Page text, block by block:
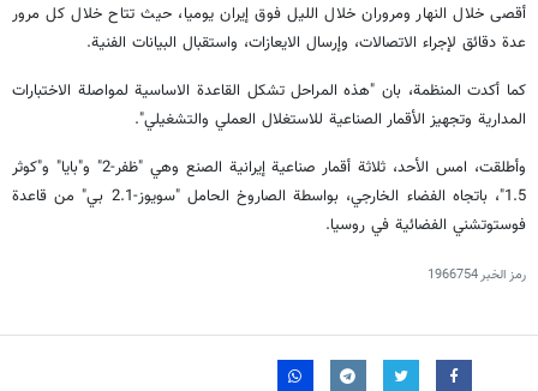
أقصى خلال النهار ومروران خلال الليل فوق إيران يوميا، حيث تتاح خلال كل مرور
عدة دقائق لإجراء الاتصالات، وإرسال الايعازات، واستقبال البيانات الفنية.
كما أكدت المنظمة، بان "هذه المراحل تشكل القاعدة الاساسية لمواصلة الاختبارات
المدارية وتجهيز الأقمار الصناعية للاستغلال العملي والتشغيلي".
وأطلقت، امس الأحد، ثلاثة أقمار صناعية إيرانية الصنع وهي "ظفر-2" و"بايا" و"كوثر
1.5"، باتجاه الفضاء الخارجي، بواسطة الصاروخ الحامل "سويوز-2.1 بي" من قاعدة
فوستوتشني الفضائية في روسيا.
رمز الخبر1966754